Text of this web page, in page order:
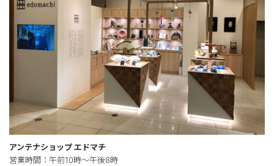
アンテナショップ エドマチ
営業時間：午前10時～午後8時